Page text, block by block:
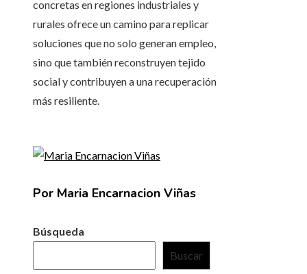
concretas en regiones industriales y
rurales ofrece un camino para replicar
soluciones que no solo generan empleo,
sino que también reconstruyen tejido
social y contribuyen a una recuperación
más resiliente.
Por Maria Encarnacion Viñas
Búsqueda
Buscar